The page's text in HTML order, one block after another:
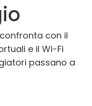
confronta con il
e il Wi-Fi
passano a